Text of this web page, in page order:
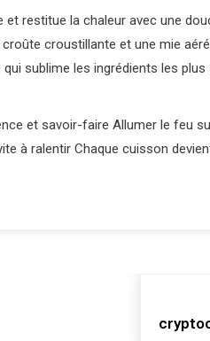
restitue la chaleur avec une
croustillante et une mie
sublime les ingrédients les plus
et savoir-faire Allumer le feu
à ralentir Chaque cuisson